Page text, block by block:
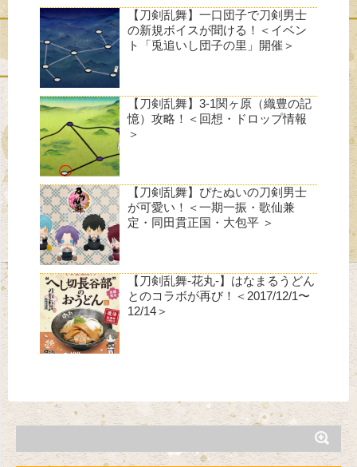
【刀剣乱舞】一口団子で刀剣男士
の新規ボイスが聞ける！＜イベン
ト「兎追いし団子の里」開催＞
【刀剣乱舞】3-1関ヶ原（織豊の記
憶）攻略！＜回想・ドロップ情報
＞
【刀剣乱舞】ぴたぬいの刀剣男士
が可愛い！＜一期一振・歌仙兼
定・同田貫正国・大包平 ＞
【刀剣乱舞-花丸-】はなまるうどん
とのコラボが再び！＜2017/12/1〜
12/14＞